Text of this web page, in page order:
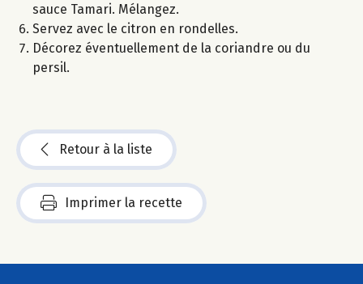
sauce Tamari. Mélangez.
Servez avec le citron en rondelles.
Décorez éventuellement de la coriandre ou du
persil.
Retour à la liste
Imprimer la recette